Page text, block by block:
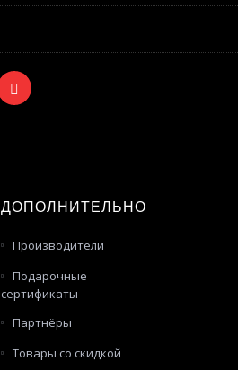
ДОПОЛНИТЕЛЬНО
Производители
Подарочные
сертификаты
Партнёры
Товары со скидкой